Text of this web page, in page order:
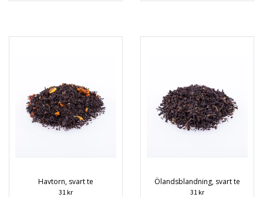
Havtorn, svart te
31 kr
Ölandsblandning, svart te
31 kr